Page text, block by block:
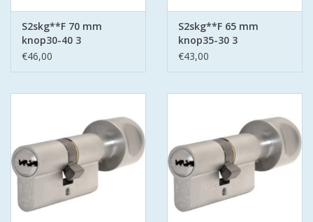
S2skg**F 70 mm
knop30-40 3
keersleutels
€46,00
S2skg**F 65 mm
knop35-30 3
keersleutels
€43,00